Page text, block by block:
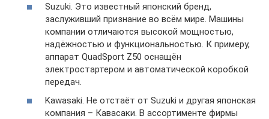
Suzuki. Это известный японский бренд,
заслуживший признание во всём мире. Машины
компании отличаются высокой мощностью,
надёжностью и функциональностью. К примеру,
аппарат QuadSport Z50 оснащён
электростартером и автоматической коробкой
передач.
Kawasaki. Не отстаёт от Suzuki и другая японская
компания – Кавасаки. В ассортименте фирмы